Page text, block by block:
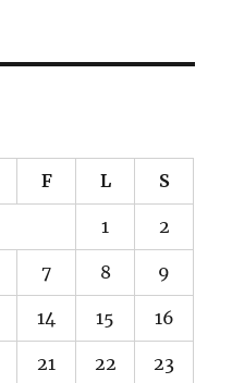
F L S
1 2
7 8 9
14 15 16
21 22 23